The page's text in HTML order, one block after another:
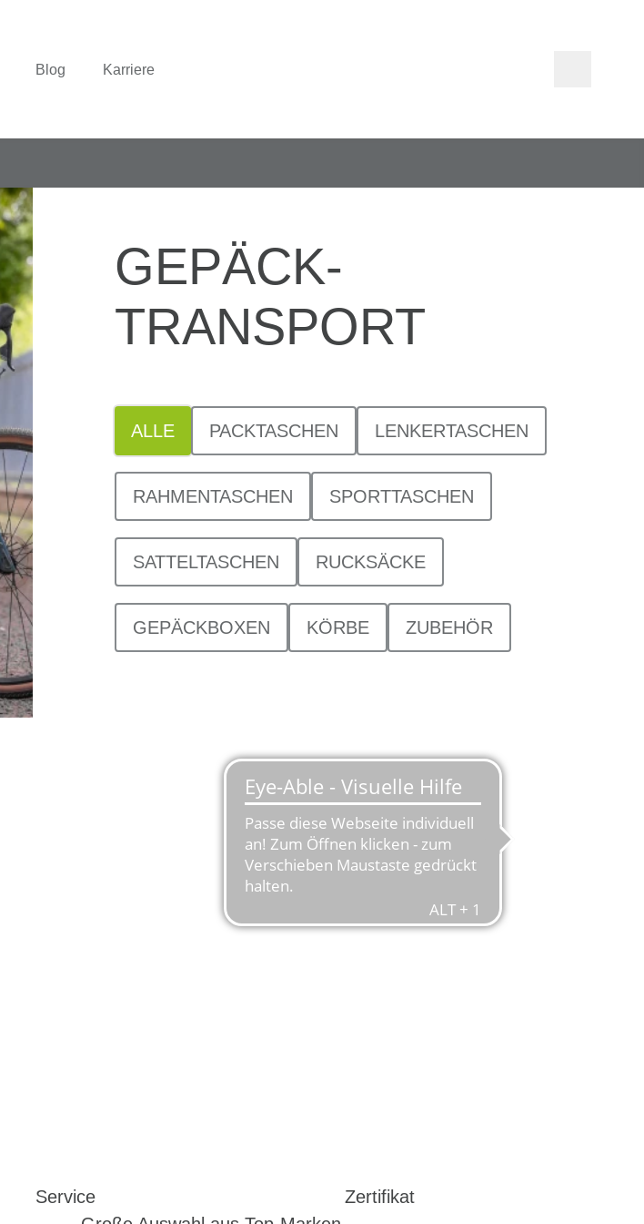
Blog Karriere
GEPÄCK­
TRANSPORT
ALLE PACKTASCHEN LENKERTASCHEN
RAHMENTASCHEN SPORTTASCHEN
SATTELTASCHEN RUCKSÄCKE
GEPÄCKBOXEN KÖRBE ZUBEHÖR
Service
Zertifikat